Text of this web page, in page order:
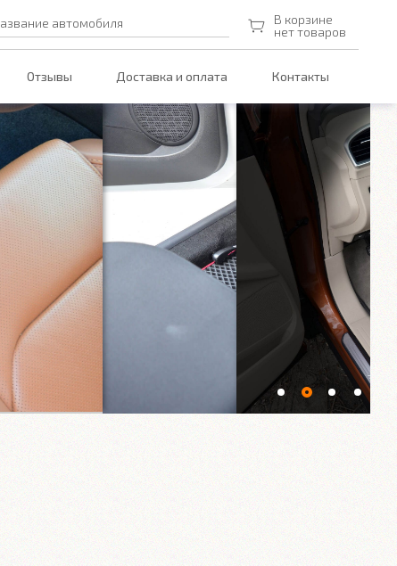
автомобиля
В корзине
нет товаров
Отзывы Доставка и оплата Контакты